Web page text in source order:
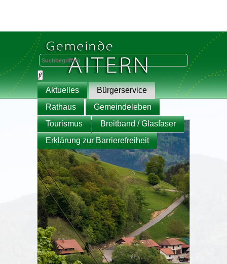
Aktuelles
Bürgerservice
Rathaus
Gemeindeleben
Tourismus
Breitband / Glasfaser
Erklärung zur Barrierefreiheit